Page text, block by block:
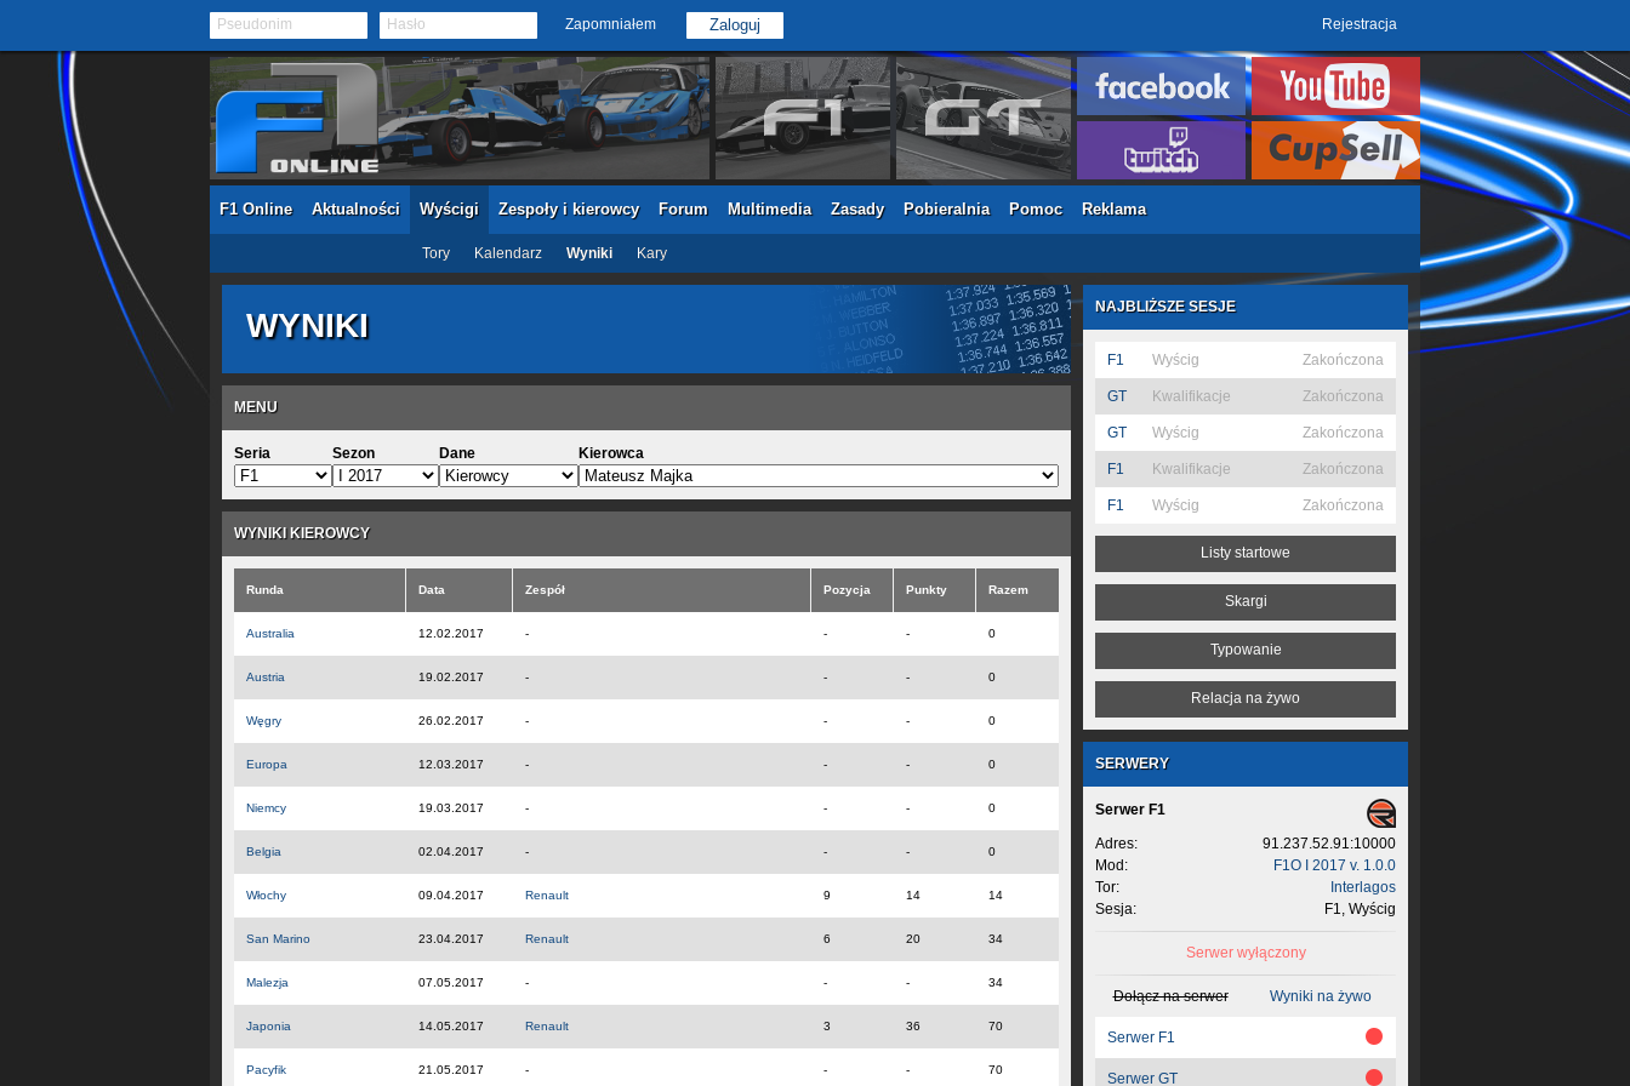
Pseudonim Hasło Zapomniałem Rejestracja
F1 Online Aktualności Wyścigi Zespoły i kierowcy Forum Multimedia Zasady Pobieralnia Pomoc Reklama
Tory Kalendarz Wyniki Kary
WYNIKI
MENU
Seria Sezon Dane Kierowca
WYNIKI KIEROWCY
Runda Data Zespół Pozycja Punkty Razem
Australia 12.02.2017 - - - 0
Austria 19.02.2017 - - - 0
Węgry 26.02.2017 - - - 0
Europa 12.03.2017 - - - 0
Niemcy 19.03.2017 - - - 0
Belgia 02.04.2017 - - - 0
Włochy 09.04.2017 Renault 9 14 14
San Marino 23.04.2017 Renault 6 20 34
Malezja 07.05.2017 - - - 34
Japonia 14.05.2017 Renault 3 36 70
Pacyfik 21.05.2017 - - - 70
NAJBLIŻSZE SESJE
F1 Wyścig Zakończona
GT Kwalifikacje Zakończona
GT Wyścig Zakończona
F1 Kwalifikacje Zakończona
F1 Wyścig Zakończona
Listy startowe
Skargi
Typowanie
Relacja na żywo
SERWERY
Serwer F1
Adres:
91.237.52.91:10000
Mod:
F1O I 2017 v. 1.0.0
Tor:
Interlagos
Sesja:
F1, Wyścig
Serwer wyłączony
Dołącz na serwer Wyniki na żywo
Serwer F1
Serwer GT